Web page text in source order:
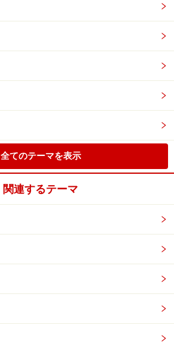
全てのテーマを表示
関連するテーマ